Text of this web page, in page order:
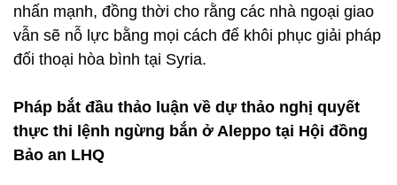
nhấn mạnh, đồng thời cho rằng các nhà ngoại giao
vẫn sẽ nỗ lực bằng mọi cách để khôi phục giải pháp
đối thoại hòa bình tại Syria.
Pháp bắt đầu thảo luận về dự thảo nghị quyết
thực thi lệnh ngừng bắn ở Aleppo tại Hội đồng
Bảo an LHQ